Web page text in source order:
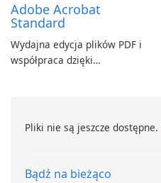
Adobe Acrobat
Standard
Wydajna edycja plików PDF i
współpraca dzięki
Pliki nie są jeszcze dostępne.
Bądź na bieżąco